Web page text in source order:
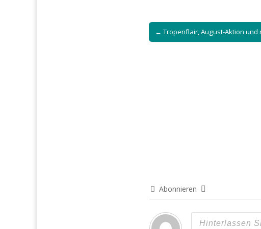
Post
navigation
← Tropenflair, August-Aktion und
Abonnieren